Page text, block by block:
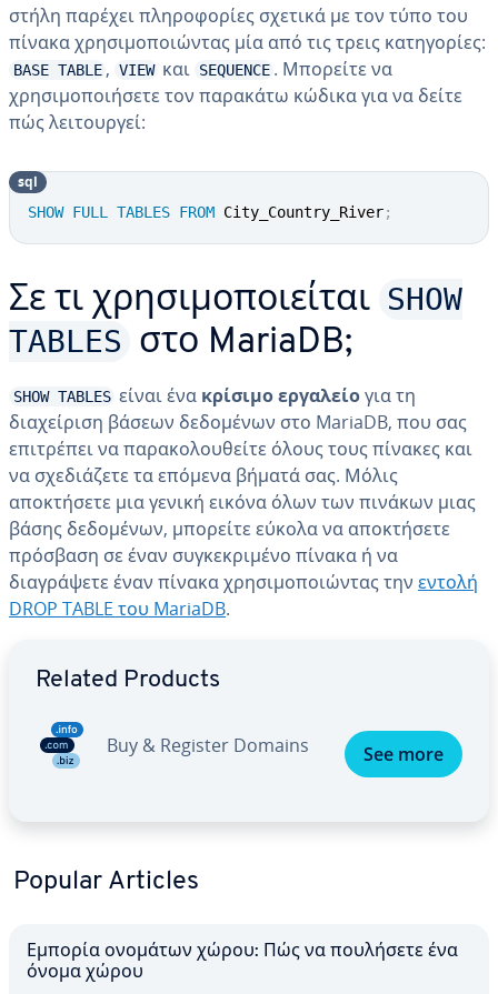
στήλη παρέχει πληροφορίες σχετικά με τον τύπο του
πίνακα χρησιμοποιώντας μία από τις τρεις κατηγορίες:
BASE TABLE , VIEW και SEQUENCE . Μπορείτε να
χρησιμοποιήσετε τον παρακάτω κώδικα για να δείτε
πώς λειτουργεί:
SHOW FULL TABLES FROM City_Country_River;
sql
Σε τι χρησιμοποιείται SHOW
TABLES στο MariaDB;
SHOW TABLES είναι ένα κρίσιμο εργαλείογια τη
διαχείριση βάσεων δεδομένων στο MariaDB, που σας
επιτρέπει να παρακολουθείτε όλους τους πίνακες και
να σχεδιάζετε τα επόμενα βήματά σας. Μόλις
αποκτήσετε μια γενική εικόνα όλων των πινάκων μιας
βάσης δεδομένων, μπορείτε εύκολα να αποκτήσετε
πρόσβαση σε έναν συγκεκριμένο πίνακα ή να
διαγράψετε έναν πίνακα χρησιμοποιώντας την εντολή
DROP TABLE του MariaDB.
Related Products
Buy & Register Domains See more
Popular Articles
Εμπορία ονομάτων χώρου: Πώς να πουλήσετε ένα
όνομα χώρου